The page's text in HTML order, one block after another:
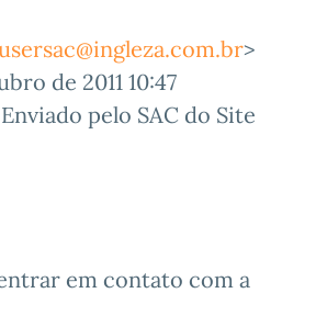
>
de 2011 10:47
pelo SAC do Site
em contato com a